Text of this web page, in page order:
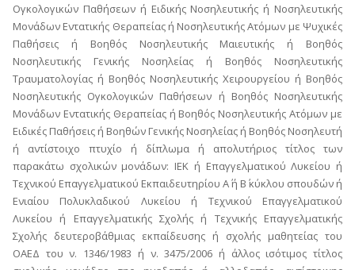
Ογκολογικών Παθήσεων ή Ειδικής Νοσηλευτικής ή Νοσηλευτικής
Μονάδων Εντατικής Θεραπείας ή Νοσηλευτικής Ατόμων με Ψυχικές
Παθήσεις ή Βοηθός Νοσηλευτικής Μαιευτικής ή Βοηθός
Νοσηλευτικής Γενικής Νοσηλείας ή Βοηθός Νοσηλευτικής
Τραυματολογίας ή Βοηθός Νοσηλευτικής Χειρουργείου ή Βοηθός
Νοσηλευτικής Ογκολογικών Παθήσεων ή Βοηθός Νοσηλευτικής
Μονάδων Εντατικής Θεραπείας ή Βοηθός Νοσηλευτικής Ατόμων με
Ειδικές Παθήσεις ή Βοηθών Γενικής Νοσηλείας ή Βοηθός Νοσηλευτή
ή αντίστοιχο πτυχίο ή δίπλωμα ή απολυτήριος τίτλος των
παρακάτω σχολικών μονάδων: ΙΕΚ ή Επαγγελματικού Λυκείου ή
Τεχνικού Επαγγελματικού Εκπαιδευτηρίου Α΄ ή Β΄ κύκλου σπουδών ή
Ενιαίου Πολυκλαδικού Λυκείου ή Τεχνικού Επαγγελματικού
Λυκείου ή Επαγγελματικής Σχολής ή Τεχνικής Επαγγελματικής
Σχολής δευτεροβάθμιας εκπαίδευσης ή σχολής μαθητείας του
ΟΑΕΔ του ν. 1346/1983 ή ν. 3475/2006 ή άλλος ισότιμος τίτλος